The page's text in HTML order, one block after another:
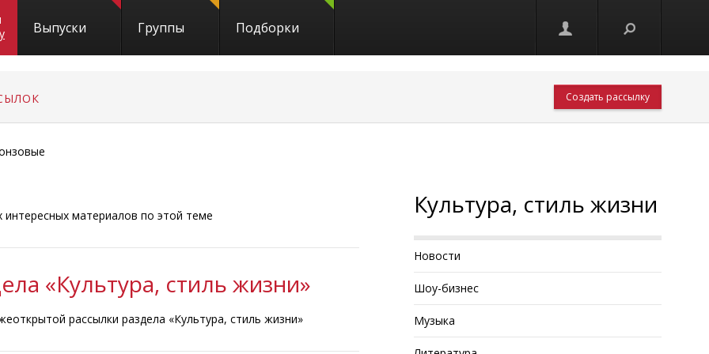
Выпуски Группы Подборки
Создать рассылку
интересных материалов по этой теме
«Культура, стиль жизни»
рассылки раздела «Культура, стиль жизни»
Культура, стиль жизни
Новости
Шоу-бизнес
Музыка